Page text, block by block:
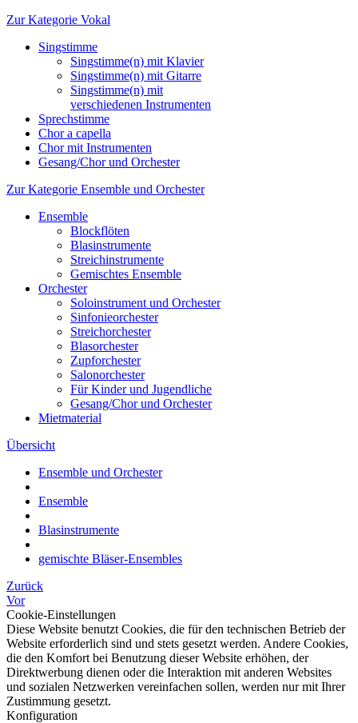
Zur Kategorie Vokal
Singstimme
Singstimme(n) mit Klavier
Singstimme(n) mit Gitarre
Singstimme(n) mit
verschiedenen Instrumenten
Sprechstimme
Chor a capella
Chor mit Instrumenten
Gesang/Chor und Orchester
Zur Kategorie Ensemble und Orchester
Ensemble
Blockflöten
Blasinstrumente
Streichinstrumente
Gemischtes Ensemble
Orchester
Soloinstrument und Orchester
Sinfonieorchester
Streichorchester
Blasorchester
Zupforchester
Salonorchester
Für Kinder und Jugendliche
Gesang/Chor und Orchester
Mietmaterial
Übersicht
Ensemble und Orchester
Ensemble
Blasinstrumente
gemischte Bläser-Ensembles
Zurück
Vor
Cookie-Einstellungen
Diese Website benutzt Cookies, die für den technischen Betrieb der
Website erforderlich sind und stets gesetzt werden. Andere Cookies,
die den Komfort bei Benutzung dieser Website erhöhen, der
Direktwerbung dienen oder die Interaktion mit anderen Websites
und sozialen Netzwerken vereinfachen sollen, werden nur mit Ihrer
Zustimmung gesetzt.
Konfiguration